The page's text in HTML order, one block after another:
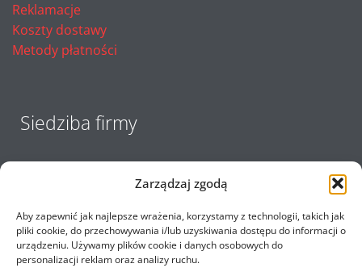
Zarządzaj zgodą
Aby zapewnić jak najlepsze wrażenia, korzystamy z technologii, takich jak
pliki cookie, do przechowywania i/lub uzyskiwania dostępu do informacji o
urządzeniu. Używamy plików cookie i danych osobowych do
personalizacji reklam oraz analizy ruchu.
Reklamacje
Koszty dostawy
Metody płatności
Siedziba firmy